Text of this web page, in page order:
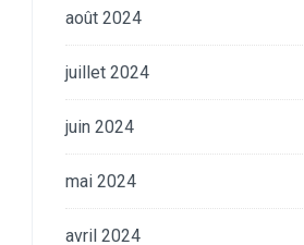
août 2024
juillet 2024
juin 2024
mai 2024
avril 2024